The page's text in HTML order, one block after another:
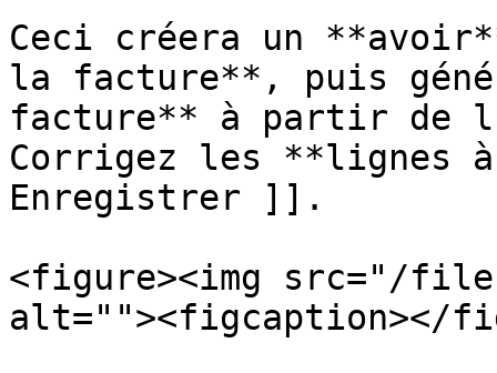
Ceci créera un
la facture**, puis
facture** à partir de
Corrigez les
Enregistrer ]].
<figure><img src="/files/
alt=""><figcaption></